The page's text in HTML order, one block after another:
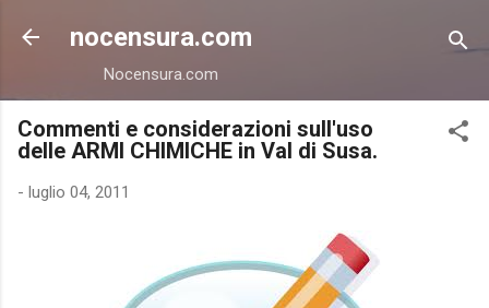
Passa ai contenuti principali
nocensura.com
Nocensura.com
Commenti e considerazioni sull'uso
delle ARMI CHIMICHE in Val di Susa.
- luglio 04, 2011